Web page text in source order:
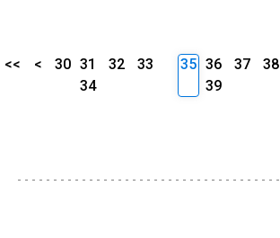
<< < 30 31 32
33
34
35 36 37
38
39